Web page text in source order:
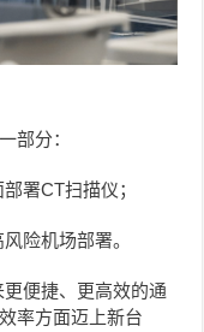
部分：
署CT扫描仪；
险机场部署。
便捷、更高效的通
率方面迈上新台